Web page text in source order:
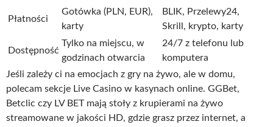
Płatności
Gotówka (PLN, EUR),
karty
BLIK, Przelewy24,
Skrill, krypto, karty
Dostępność
Tylko na miejscu, w
godzinach otwarcia
24/7 z telefonu lub
komputera
Jeśli zależy ci na emocjach z gry na żywo, ale w domu,
polecam sekcje Live Casino w kasynach online. GGBet,
Betclic czy LV BET mają stoły z krupierami na żywo
streamowane w jakości HD, gdzie grasz przez internet, a